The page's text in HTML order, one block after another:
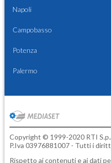
Napoli
Campobasso
Potenza
Palermo
Copyright © 1999-2020 RTI
P.Iva 03976881007 - Tutti i
Rispetto ai contenuti e ai dati